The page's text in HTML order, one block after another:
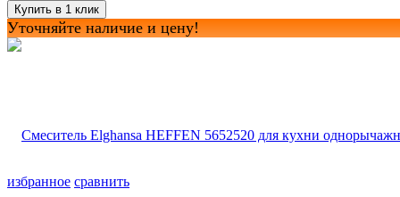
избранное сравнить
Уточняйте наличие и цену!